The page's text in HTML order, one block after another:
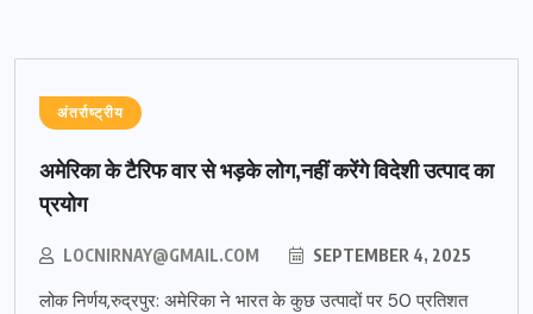
अंतर्राष्ट्रीय
अमेरिका के टैरिफ वार से भड़के लोग,नहीं करेंगे विदेशी उत्पाद का
प्रयोग
LOCNIRNAY@GMAIL.COM SEPTEMBER 4, 2025
लोक निर्णय,रुद्रपुर: अमेरिका ने भारत के कुछ उत्पादों पर 50 प्रतिशत